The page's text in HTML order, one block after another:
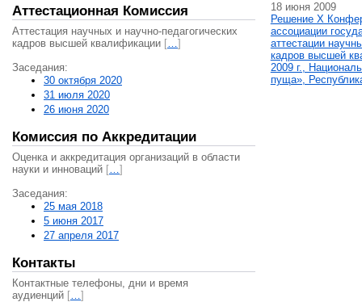
Аттестационная Комиссия
Аттестация научных и научно-педагогических
кадров высшей квалификации […]
Заседания:
30 октября 2020
31 июля 2020
26 июня 2020
Комиссия по Аккредитации
Оценка и аккредитация организаций в области
науки и инноваций […]
Заседания:
25 мая 2018
5 июня 2017
27 апреля 2017
Контакты
Контактные телефоны, дни и время
аудиенций […]
18 июня 2009
Решение X
ассоциации
аттестации
кадров высшей
2009 г.,
пуща»,